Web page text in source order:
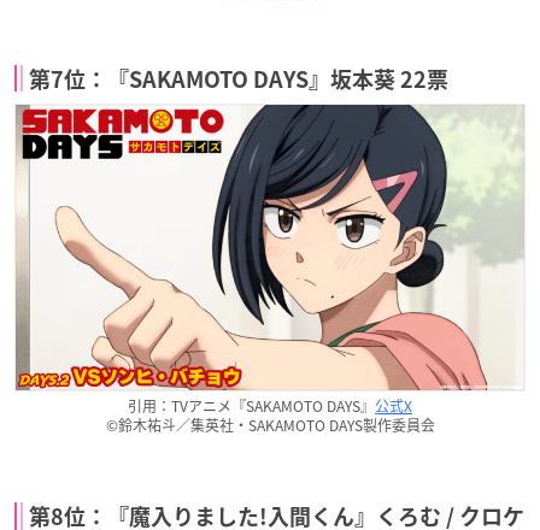
第7位：『SAKAMOTO DAYS』坂本葵 22票
引用：TVアニメ『SAKAMOTO DAYS』 公式X
©鈴木祐斗／集英社・SAKAMOTO DAYS製作委員会
第8位：『魔入りました!入間くん』くろむ / クロケ